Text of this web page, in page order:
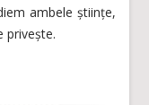
ambele științe,
privește.